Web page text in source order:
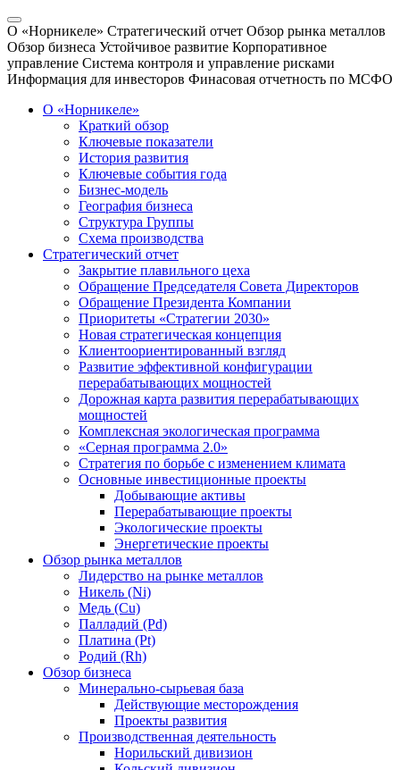
О «Норникеле» Стратегический отчет Обзор рынка металлов
Обзор бизнеса Устойчивое развитие Корпоративное
управление Система контроля и управление рисками
Информация для инвесторов Финасовая отчетность по МСФО
О «Норникеле»
Краткий обзор
Ключевые показатели
История развития
Ключевые события года
Бизнес-модель
География бизнеса
Структура Группы
Схема производства
Стратегический отчет
Закрытие плавильного цеха
Обращение Председателя Совета Директоров
Обращение Президента Компании
Приоритеты «Стратегии 2030»
Новая стратегическая концепция
Клиентоориентированный взгляд
Развитие эффективной конфигурации
перерабатывающих мощностей
Дорожная карта развития перерабатывающих
мощностей
Комплексная экологическая программа
«Серная программа 2.0»
Стратегия по борьбе с изменением климата
Основные инвестиционные проекты
Добывающие активы
Перерабатывающие проекты
Экологические проекты
Энергетические проекты
Обзор рынка металлов
Лидерство на рынке металлов
Никель (Ni)
Медь (Cu)
Палладий (Pd)
Платина (Pt)
Родий (Rh)
Обзор бизнеса
Минерально-сырьевая база
Действующие месторождения
Проекты развития
Производственная деятельность
Норильский дивизион